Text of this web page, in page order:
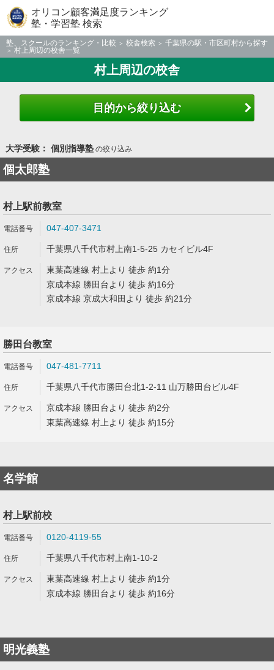
オリコン顧客満足度ランキング
塾・学習塾 検索
塾、スクールのランキング・比較 校舎検索
千葉県の駅・市区町村から探す
村上周辺の校舎一覧
村上周辺の校舎
目的から絞り込む
大学受験： 個別指導塾の絞り込み
個太郎塾
村上駅前教室
047-407-3471
千葉県八千代市村上南1-5-25 カセイビル4F
東葉高速線 村上より 徒歩 約1分
京成本線 勝田台より 徒歩 約16分
京成本線 京成大和田より 徒歩 約21分
勝田台教室
047-481-7711
千葉県八千代市勝田台北1-2-11 山万勝田台ビル4F
京成本線 勝田台より 徒歩 約2分
東葉高速線 村上より 徒歩 約15分
名学館
村上駅前校
0120-4119-55
千葉県八千代市村上南1-10-2
東葉高速線 村上より 徒歩 約1分
京成本線 勝田台より 徒歩 約16分
明光義塾